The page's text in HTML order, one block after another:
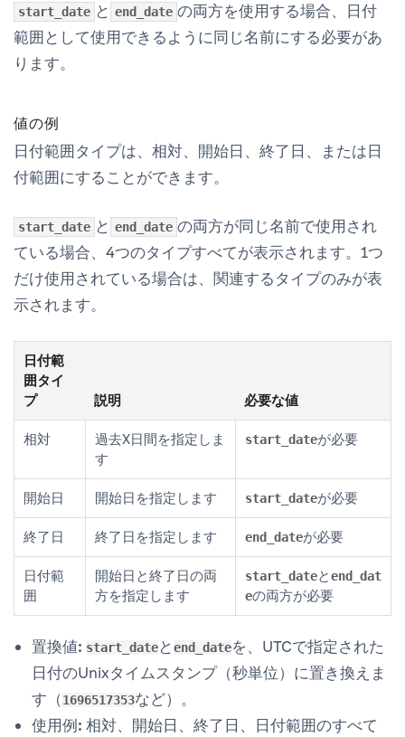
start_date と end_date の両方を使用する場合、日付
範囲として使用できるように同じ名前にする必要があ
ります。
値の例
日付範囲タイプは、相対、開始日、終了日、または日
付範囲にすることができます。
start_date と end_date の両方が同じ名前で使用され
ている場合、4つのタイプすべてが表示されます。1つ
だけ使用されている場合は、関連するタイプのみが表
示されます。
日付範
囲タイ
プ
説明 必要な値
相対
過去X日間を指定しま
す
start_dateが必要
開始日 開始日を指定します start_dateが必要
終了日 終了日を指定します end_dateが必要
日付範
囲
開始日と終了日の両
方を指定します
start_dateとend_dat
eの両方が必要
置換値: start_dateとend_dateを、UTCで指定された
日付のUnixタイムスタンプ（秒単位）に置き換えま
す（1696517353など）。
使用例: 相対、開始日、終了日、日付範囲のすべて